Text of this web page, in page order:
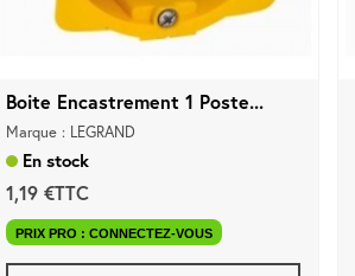
Boite Encastrement 1 Poste...
Marque : LEGRAND
En stock
1,19 €TTC
PRIX PRO : CONNECTEZ-VOUS